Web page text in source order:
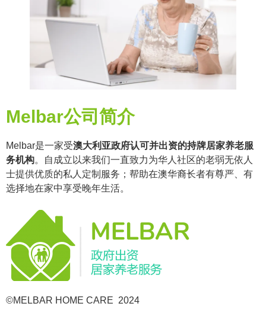
Melbar公司简介
Melbar是一家受澳大利亚政府认可并出资的持牌居家养老服
务机构。自成立以来我们一直致力为华人社区的老弱无依人
士提供优质的私人定制服务；帮助在澳华裔长者有尊严、有
选择地在家中享受晚年生活。
©MELBAR HOME CARE 2024